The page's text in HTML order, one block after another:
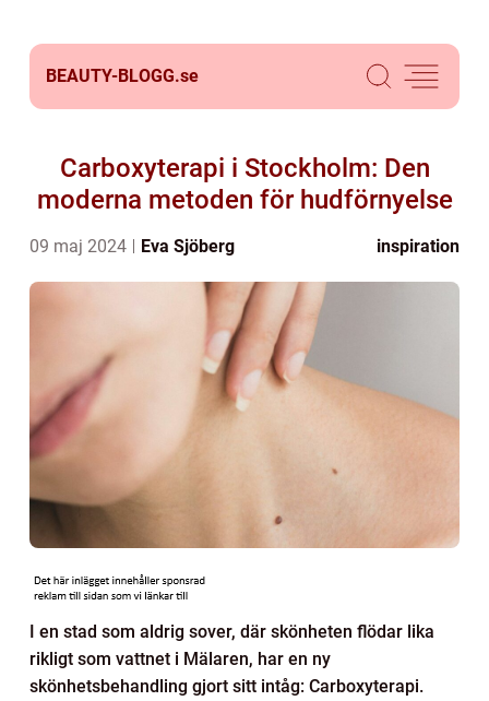
BEAUTY-BLOGG.se
Carboxyterapi i Stockholm: Den
moderna metoden för hudförnyelse
09 maj 2024 Eva Sjöberg inspiration
I en stad som aldrig sover, där skönheten flödar lika
rikligt som vattnet i Mälaren, har en ny
skönhetsbehandling gjort sitt intåg: Carboxyterapi.